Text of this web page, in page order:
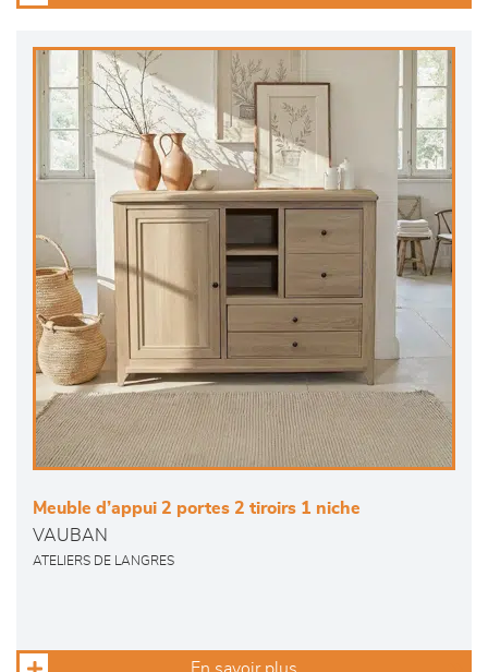
Meuble d’appui 2 portes 2 tiroirs 1 niche
VAUBAN
ATELIERS DE LANGRES